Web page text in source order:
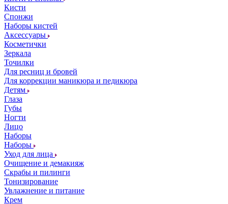
Кисти
Спонжи
Наборы кистей
Аксессуары
Косметички
Зеркала
Точилки
Для ресниц и бровей
Для коррекции маникюра и педикюра
Детям
Глаза
Губы
Ногти
Лицо
Наборы
Наборы
Уход для лица
Очищение и демакияж
Скрабы и пилинги
Тонизирование
Увлажнение и питание
Крем